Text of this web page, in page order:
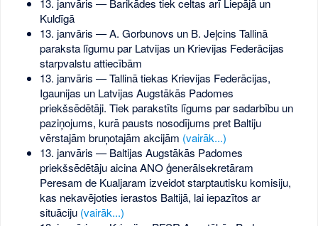
Kuldīgā
13. janvāris — A. Gorbunovs un B. Jeļcins Tallinā
paraksta līgumu par Latvijas un Krievijas Federācijas
starpvalstu attiecībām
13. janvāris — Tallinā tiekas Krievijas Federācijas,
Igaunijas un Latvijas Augstākās Padomes
priekšsēdētāji. Tiek parakstīts līgums par sadarbību un
paziņojums, kurā pausts nosodījums pret Baltiju
vērstajām bruņotajām akcijām (vairāk...)
13. janvāris — Baltijas Augstākās Padomes
priekšsēdētāju aicina ANO ģenerālsekretāram
Peresam de Kualjaram izveidot starptautisku komisiju,
kas nekavējoties ierastos Baltijā, lai iepazītos ar
situāciju (vairāk...)